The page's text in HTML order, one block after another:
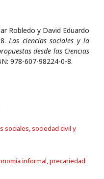
Robledo y David Eduardo
Las ciencias sociales y la
desde las Ciencias
978-607-98224-0-8.
sociales, sociedad civil y
informal, precariedad